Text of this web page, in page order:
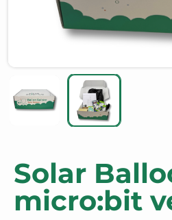
Solar
micro:bit